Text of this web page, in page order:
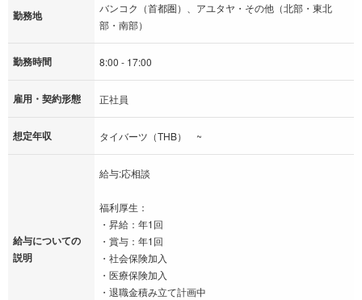
勤務地
バンコク（首都圏）、アユタヤ・その他（北部・東北
部・南部）
勤務時間 8:00 - 17:00
雇用・契約形態 正社員
想定年収 タイバーツ（THB） ~
給与についての
説明
給与:応相談
福利厚生：
・昇給：年1回
・賞与：年1回
・社会保険加入
・医療保険加入
・退職金積み立て計画中